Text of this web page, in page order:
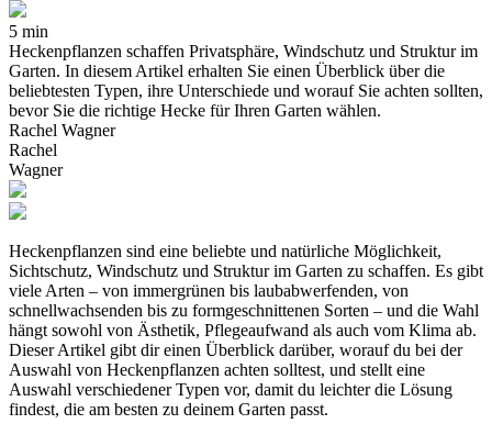
5 min
Heckenpflanzen schaffen Privatsphäre, Windschutz und Struktur im
Garten. In diesem Artikel erhalten Sie einen Überblick über die
beliebtesten Typen, ihre Unterschiede und worauf Sie achten sollten,
bevor Sie die richtige Hecke für Ihren Garten wählen.
Rachel Wagner
Rachel
Wagner
Heckenpflanzen sind eine beliebte und natürliche Möglichkeit,
Sichtschutz, Windschutz und Struktur im Garten zu schaffen. Es gibt
viele Arten – von immergrünen bis laubabwerfenden, von
schnellwachsenden bis zu formgeschnittenen Sorten – und die Wahl
hängt sowohl von Ästhetik, Pflegeaufwand als auch vom Klima ab.
Dieser Artikel gibt dir einen Überblick darüber, worauf du bei der
Auswahl von Heckenpflanzen achten solltest, und stellt eine
Auswahl verschiedener Typen vor, damit du leichter die Lösung
findest, die am besten zu deinem Garten passt.